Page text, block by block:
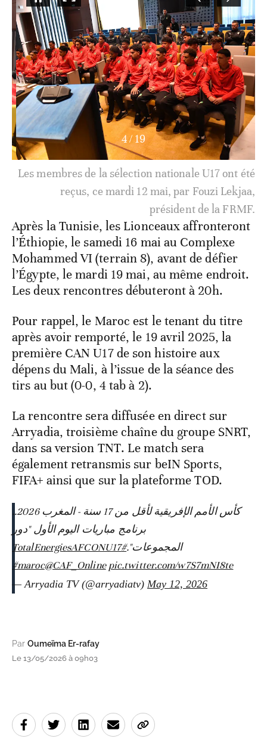
4/19
Les membres de la sélection nationale U17 ont été
reçus, ce mardi 12 mai, par Fouzi Lekjaa,
président de la FRMF.
Après la Tunisie, les Lionceaux affronteront
l’Éthiopie, le samedi 16 mai au Complexe
Mohammed VI (terrain 8), avant de défier
l’Égypte, le mardi 19 mai, au même endroit.
Les deux rencontres débuteront à 20h.
Pour rappel, le Maroc est le tenant du titre
après avoir remporté, le 19 avril 2025, la
première CAN U17 de son histoire aux
dépens du Mali, à l’issue de la séance des
tirs au but (0-0, 4 tab à 2).
La rencontre sera diffusée en direct sur
Arryadia, troisième chaîne du groupe SNRT,
dans sa version TNT. Le match sera
également retransmis sur beIN Sports,
FIFA+ ainsi que sur la plateforme TOD.
كأس الأمم الإفريقية لأقل من 17 سنة - المغرب 2026..
برنامج مباريات اليوم الأول "دور
المجموعات".#TotalEnergiesAFCONU17
#maroc@CAF_Online pic.twitter.com/w7S7mNI8te
— Arryadia TV (@arryadiatv) May 12, 2026
Par Oumeïma Er-rafay
Le 13/05/2026 à 09h03